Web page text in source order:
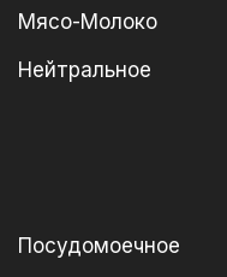
Мясо-Молоко
Нейтральное
Посудомоечное